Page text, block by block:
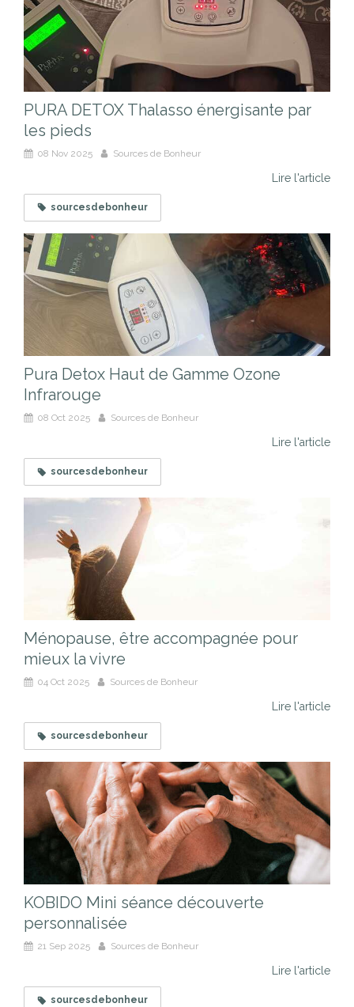
PURA DETOX Thalasso énergisante par
les pieds
08 Nov 2025 Sources de Bonheur
Lire l'article
sourcesdebonheur
Pura Detox Haut de Gamme Ozone
Infrarouge
08 Oct 2025 Sources de Bonheur
Lire l'article
sourcesdebonheur
Ménopause, être accompagnée pour
mieux la vivre
04 Oct 2025 Sources de Bonheur
Lire l'article
sourcesdebonheur
KOBIDO Mini séance découverte
personnalisée
21 Sep 2025 Sources de Bonheur
Lire l'article
sourcesdebonheur